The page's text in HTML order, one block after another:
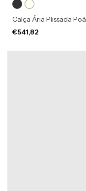
Calça Ária Plissada Poá
€541,82